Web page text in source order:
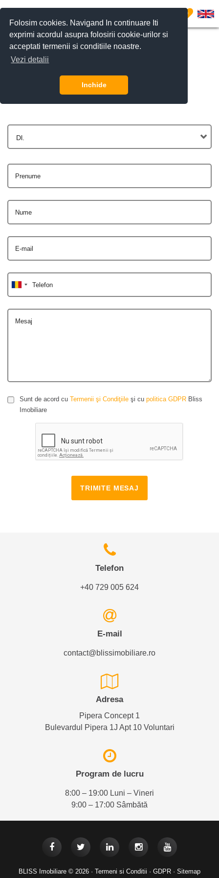
Folosim cookies. Navigand In continuare Iti
exprimi acordul asupra folosirii cookie-urilor si
acceptati termenii si conditiile noastre.
Vezi detalii
Inchide
0
Contactează-ne
Dl.
Prenume
Nume
E-mail
Telefon
Mesaj
Sunt de acord cu Termenii şi Condiţiile şi cu politica GDPR Bliss
Imobiliare
TRIMITE MESAJ
Telefon
+40 729 005 624
E-mail
contact@blissimobiliare.ro
Adresa
Pipera Concept 1
Bulevardul Pipera 1J Apt 10 Voluntari
Program de lucru
8:00 – 19:00 Luni – Vineri
9:00 – 17:00 Sâmbătă
BLISS Imobiliare © 2026 · Termeni si Conditii · GDPR · Sitemap